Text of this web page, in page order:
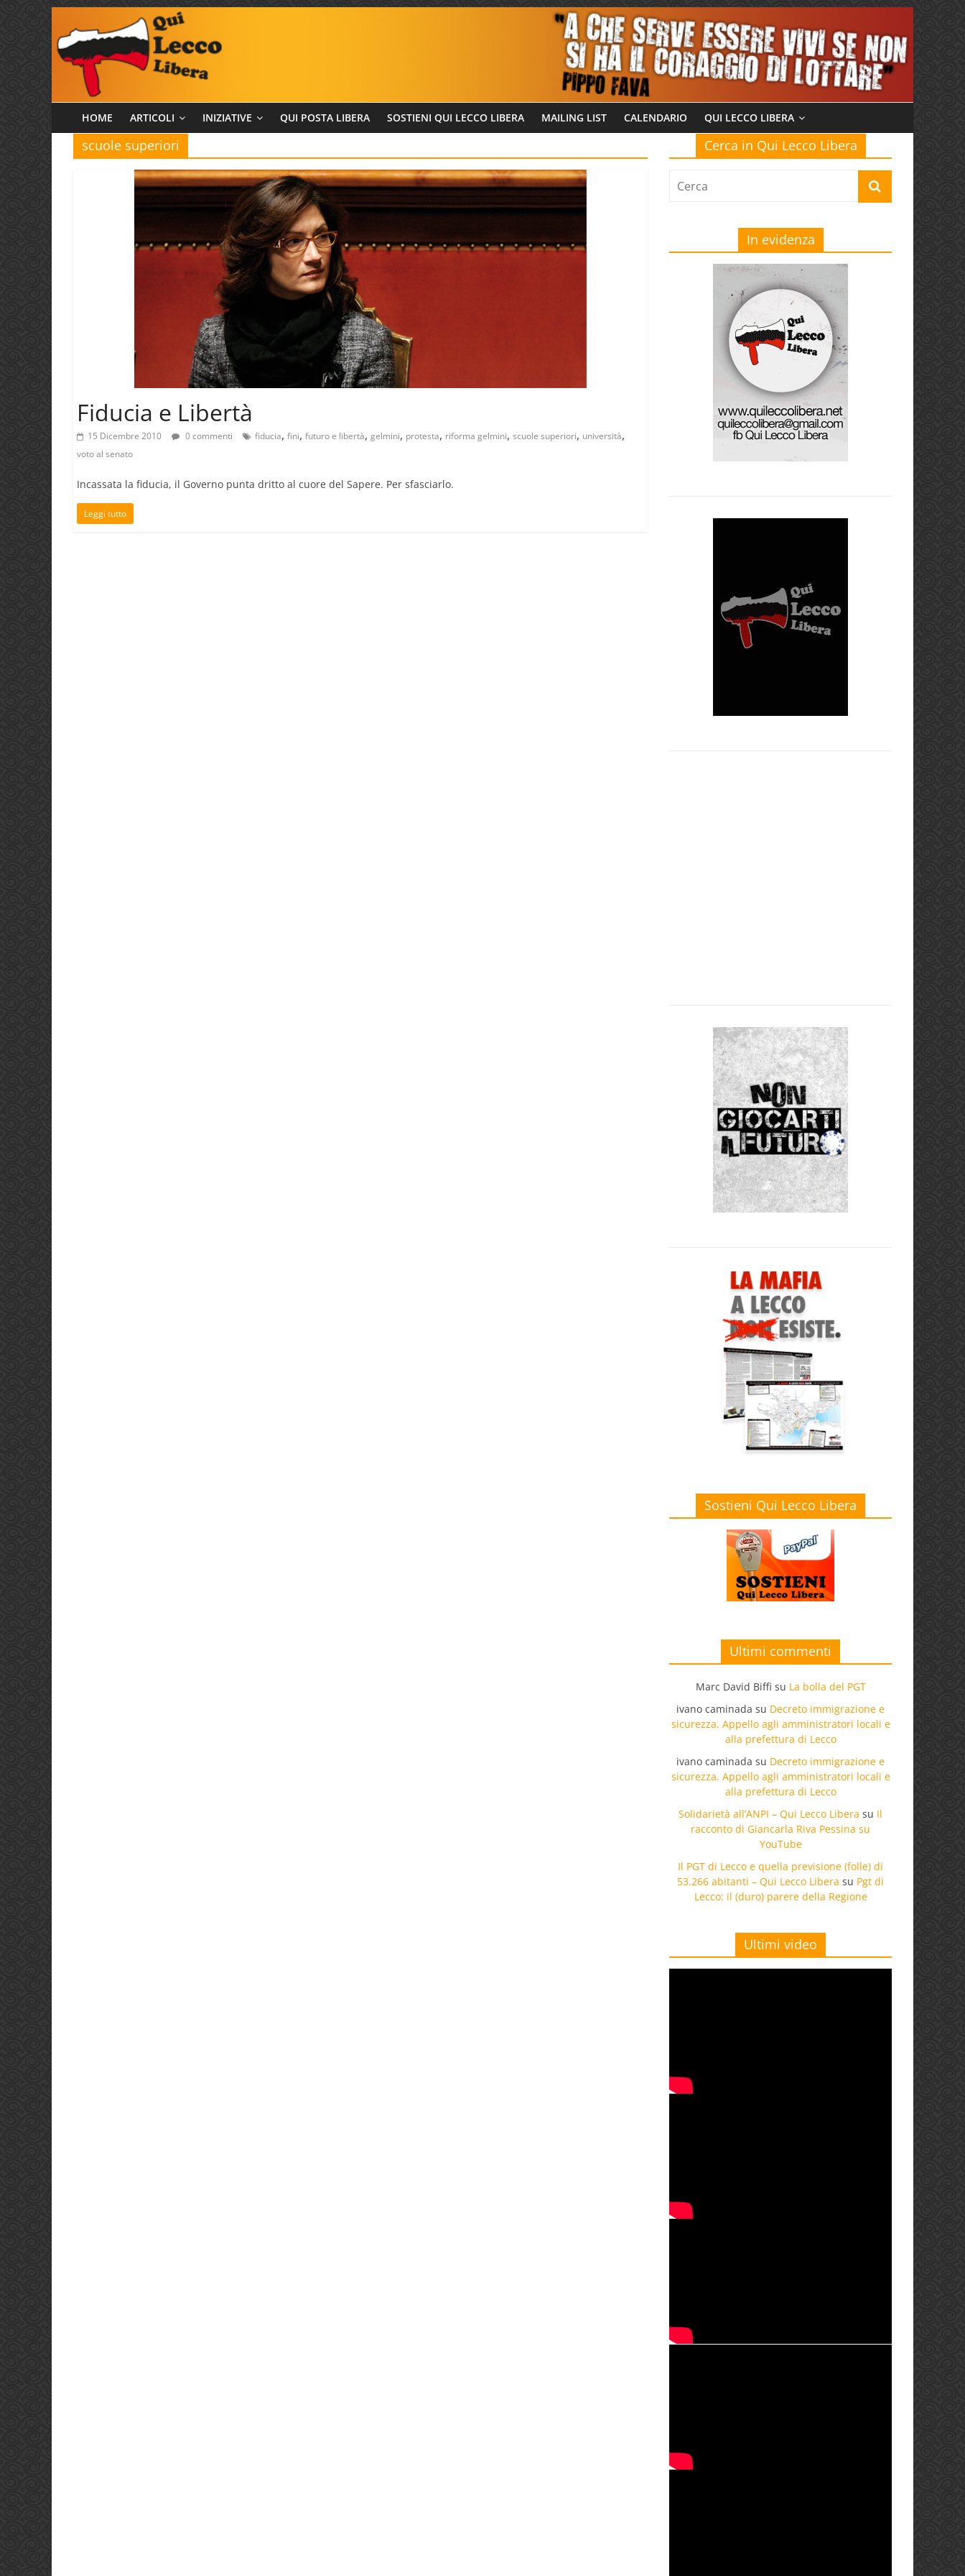
al
contenuto
Qui
Lecco
Libera
HOME ARTICOLI INIZIATIVE QUI POSTA LIBERA SOSTIENI QUI LECCO LIBERA MAILING LIST CALENDARIO QUI LECCO LIBERA
scuole superiori
Fiducia e Libertà
15 Dicembre 2010 0 commenti fiducia, fini, futuro e libertà, gelmini, protesta, riforma gelmini, scuole superiori, università,
voto al senato
Incassata la fiducia, il Governo punta dritto al cuore del Sapere. Per sfasciarlo.
Leggi tutto
Cerca in Qui Lecco Libera
In evidenza
Sostieni Qui Lecco Libera
Ultimi commenti
Marc David Biffi su La bolla del PGT
ivano caminada su Decreto immigrazione e
sicurezza. Appello agli amministratori locali e
alla prefettura di Lecco
ivano caminada su Decreto immigrazione e
sicurezza. Appello agli amministratori locali e
alla prefettura di Lecco
Solidarietà all’ANPI – Qui Lecco Libera su Il
racconto di Giancarla Riva Pessina su
YouTube
Il PGT di Lecco e quella previsione (folle) di
53.266 abitanti – Qui Lecco Libera su Pgt di
Lecco: il (duro) parere della Regione
Ultimi video